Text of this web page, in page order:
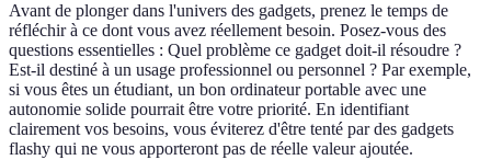
Avant de plonger dans l'univers des gadgets, prenez le temps de
réfléchir à ce dont vous avez réellement besoin. Posez-vous des
questions essentielles : Quel problème ce gadget doit-il résoudre ?
Est-il destiné à un usage professionnel ou personnel ? Par exemple,
si vous êtes un étudiant, un bon ordinateur portable avec une
autonomie solide pourrait être votre priorité. En identifiant
clairement vos besoins, vous éviterez d'être tenté par des gadgets
flashy qui ne vous apporteront pas de réelle valeur ajoutée.